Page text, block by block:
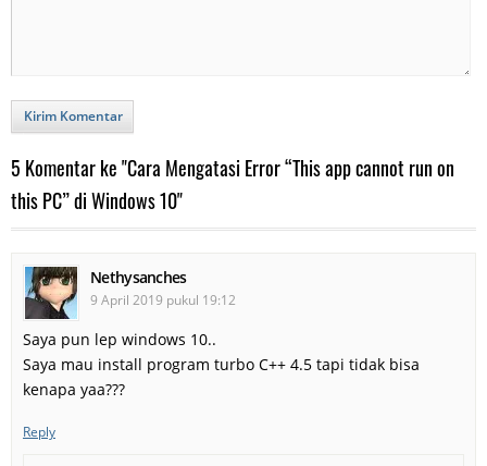
Kirim Komentar
5 Komentar ke "Cara Mengatasi Error “This app cannot run on
this PC” di Windows 10"
Nethysanches
9 April 2019 pukul 19:12
Saya pun lep windows 10..
Saya mau install program turbo C++ 4.5 tapi tidak bisa
kenapa yaa???
Reply